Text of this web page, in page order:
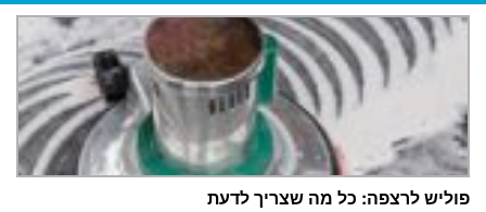
פוליש לרצפה: כל מה שצריך לדעת